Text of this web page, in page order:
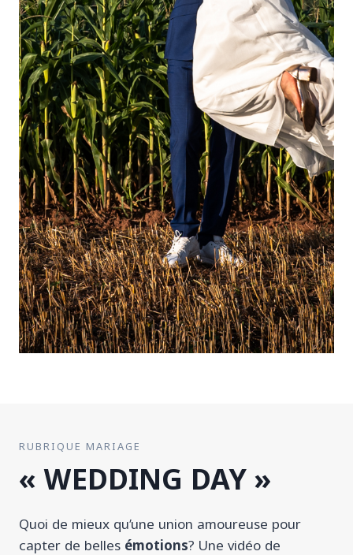
RUBRIQUE MARIAGE
« WEDDING DAY »
Quoi de mieux qu’une union amoureuse pour
capter de belles émotions? Une vidéo de